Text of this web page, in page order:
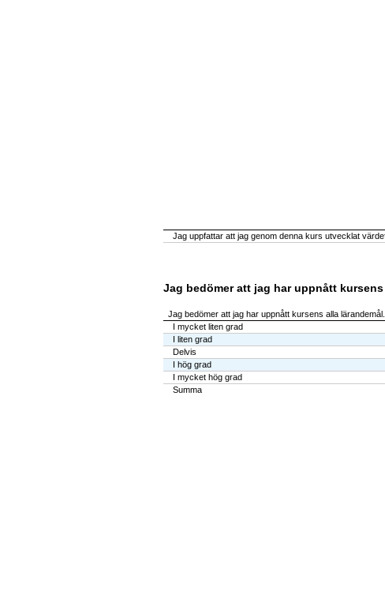
Jag uppfattar att jag genom denna kurs utvecklat
Jag bedömer att jag har uppnått
Jag bedömer att jag har uppnått kursens alla lärandemål.
I mycket liten grad
I liten grad
Delvis
I hög grad
I mycket hög grad
Summa